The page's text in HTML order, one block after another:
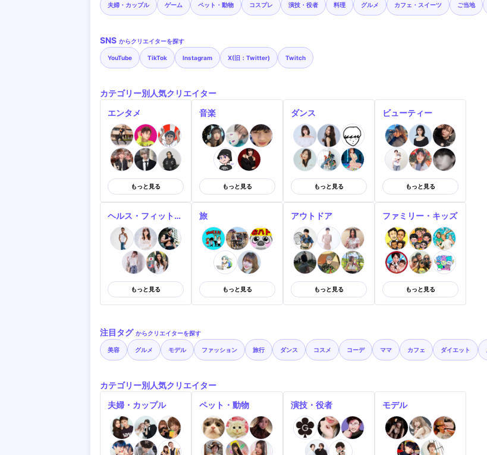
夫婦・カップル ゲーム ペット・動物 コスプレ 演技・役者 料理 グルメ カフェ・スイーツ ご当地
SNS からクリエイターを探す
YouTube TikTok Instagram X(旧：Twitter) Twitch
カテゴリー別人気クリエイター
エンタメ
もっと見る
音楽
もっと見る
ダンス
もっと見る
ビューティー
もっと見る
ヘルス・フィットネス
もっと見る
旅
もっと見る
アウトドア
もっと見る
ファミリー・キッズ
もっと見る
注目タグ からクリエイターを探す
美容 グルメ モデル ファッション 旅行 ダンス コスメ コーデ ママ カフェ ダイエット
カテゴリー別人気クリエイター
夫婦・カップル
ペット・動物 演技・役者 モデル